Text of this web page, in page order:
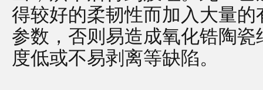
得较好的柔韧性而加入大量
参数，否则易造成氧化锆陶
度低或不易剥离等缺陷。